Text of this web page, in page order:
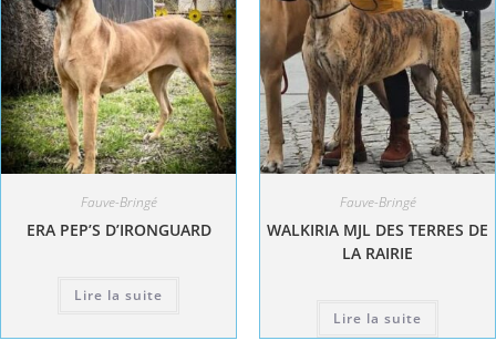
Fauve-Bringé
ERA PEP’S D’IRONGUARD
Lire la suite
Fauve-Bringé
WALKIRIA MJL DES TERRES DE
LA RAIRIE
Lire la suite